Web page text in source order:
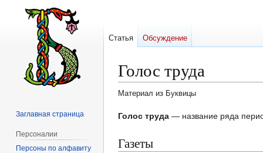
Голос труда
Материал из Буквицы
Перейти
навигации
Перейти
поиску
Голос труда — название ряда
Газеты
Статья Обсуждение
Заглавная страница
Персоналии
Персоны по алфавиту